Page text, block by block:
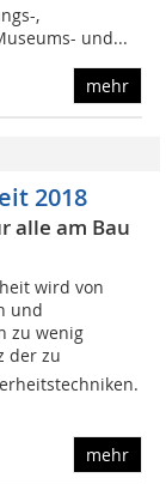
,
und...
mehr
2018
alle am Bau
wird von
und
zu wenig
der zu
mehr